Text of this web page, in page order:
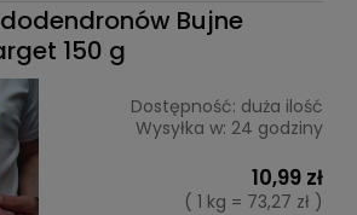
Bujne
150 g
Dostępność: duża ilość
Wysyłka w: 24 godziny
10,99 zł
( 1 kg = 73,27 zł )